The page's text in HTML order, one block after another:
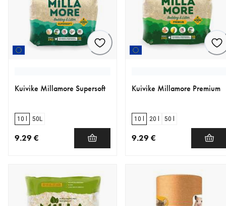
Kuivike Millamore Supersoft
10 l 50L
9.29 €
Kuivike Millamore Premium
10 l 20 l 50 l
9.29 €